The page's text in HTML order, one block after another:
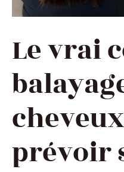
Le vrai
prévoir